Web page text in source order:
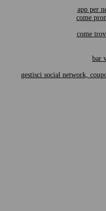
app per
come
come
bar
gestisci social network,